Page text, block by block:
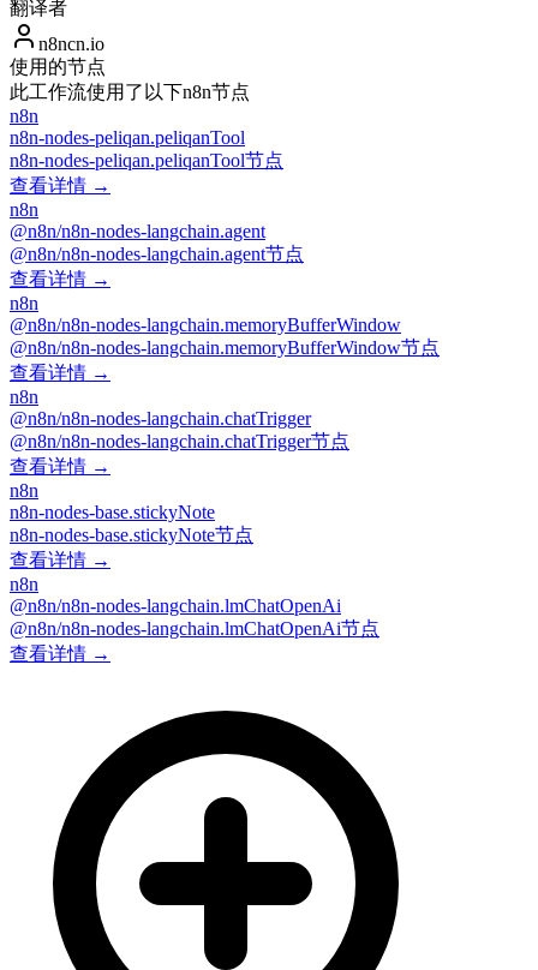
翻译者
n8ncn.io
使用的节点
此工作流使用了以下n8n节点
n8n
n8n-nodes-peliqan.peliqanTool
n8n-nodes-peliqan.peliqanTool节点
查看详情 →
n8n
@n8n/n8n-nodes-langchain.agent
@n8n/n8n-nodes-langchain.agent节点
查看详情 →
n8n
@n8n/n8n-nodes-langchain.memoryBufferWindow
@n8n/n8n-nodes-langchain.memoryBufferWindow节点
查看详情 →
n8n
@n8n/n8n-nodes-langchain.chatTrigger
@n8n/n8n-nodes-langchain.chatTrigger节点
查看详情 →
n8n
n8n-nodes-base.stickyNote
n8n-nodes-base.stickyNote节点
查看详情 →
n8n
@n8n/n8n-nodes-langchain.lmChatOpenAi
@n8n/n8n-nodes-langchain.lmChatOpenAi节点
查看详情 →